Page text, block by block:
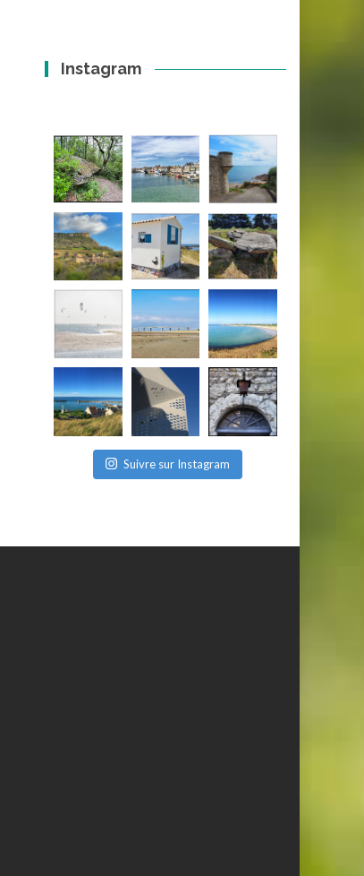
Instagram
Suivre sur Instagram